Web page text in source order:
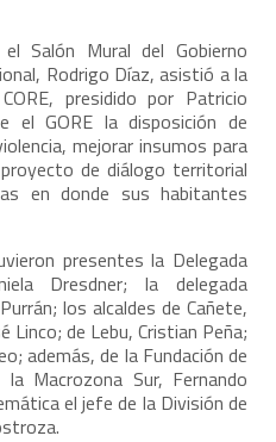
Salón Mural del Gobierno
Rodrigo Díaz, asistió a la
presidido por Patricio
el GORE la disposición de
mejorar insumos para
de diálogo territorial
en donde sus habitantes
presentes la Delegada
Dresdner; la delegada
los alcaldes de Cañete,
Linco; de Lebu, Cristian Peña;
además, de la Fundación de
Macrozona Sur, Fernando
el jefe de la División de